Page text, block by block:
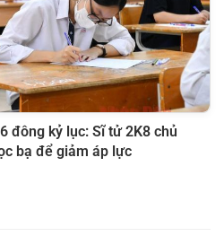
đông kỷ lục: Sĩ tử 2K8 chủ
bạ để giảm áp lực